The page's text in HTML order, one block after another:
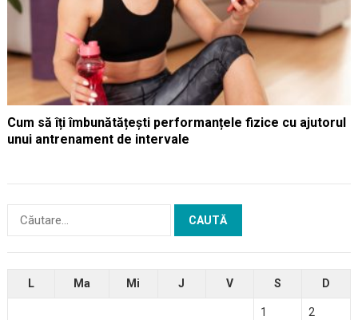
Cum să îți îmbunătățești performanțele fizice cu ajutorul
unui antrenament de intervale
Caută
L Ma Mi J V S D
1 2